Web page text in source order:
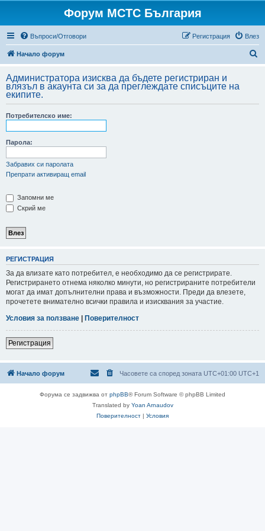
Форум МСТС България
Въпроси/Отговори Влез
Регистрация
Начало форум
Администратора изисква да бъдете регистриран и
влязъл в акаунта си за да преглеждате списъците на
екипите.
Потребителско име:
Парола:
Забравих си паролата
Препрати активиращ email
Запомни ме
Скрий ме
РЕГИСТРАЦИЯ
За да влизате като потребител, е необходимо да се регистрирате.
Регистрирането отнема няколко минути, но регистрираните потребители
могат да имат допълнителни права и възможности. Преди да влезете,
прочетете внимателно всички правила и изисквания за участие.
Условия за ползване | Поверителност
Регистрация
Начало форум Часовете са според зоната UTC+01:00 UTC+1
Форума се задвижва от phpBB® Forum Software © phpBB Limited
Translated by Yoan Arnaudov
Поверителност | Условия